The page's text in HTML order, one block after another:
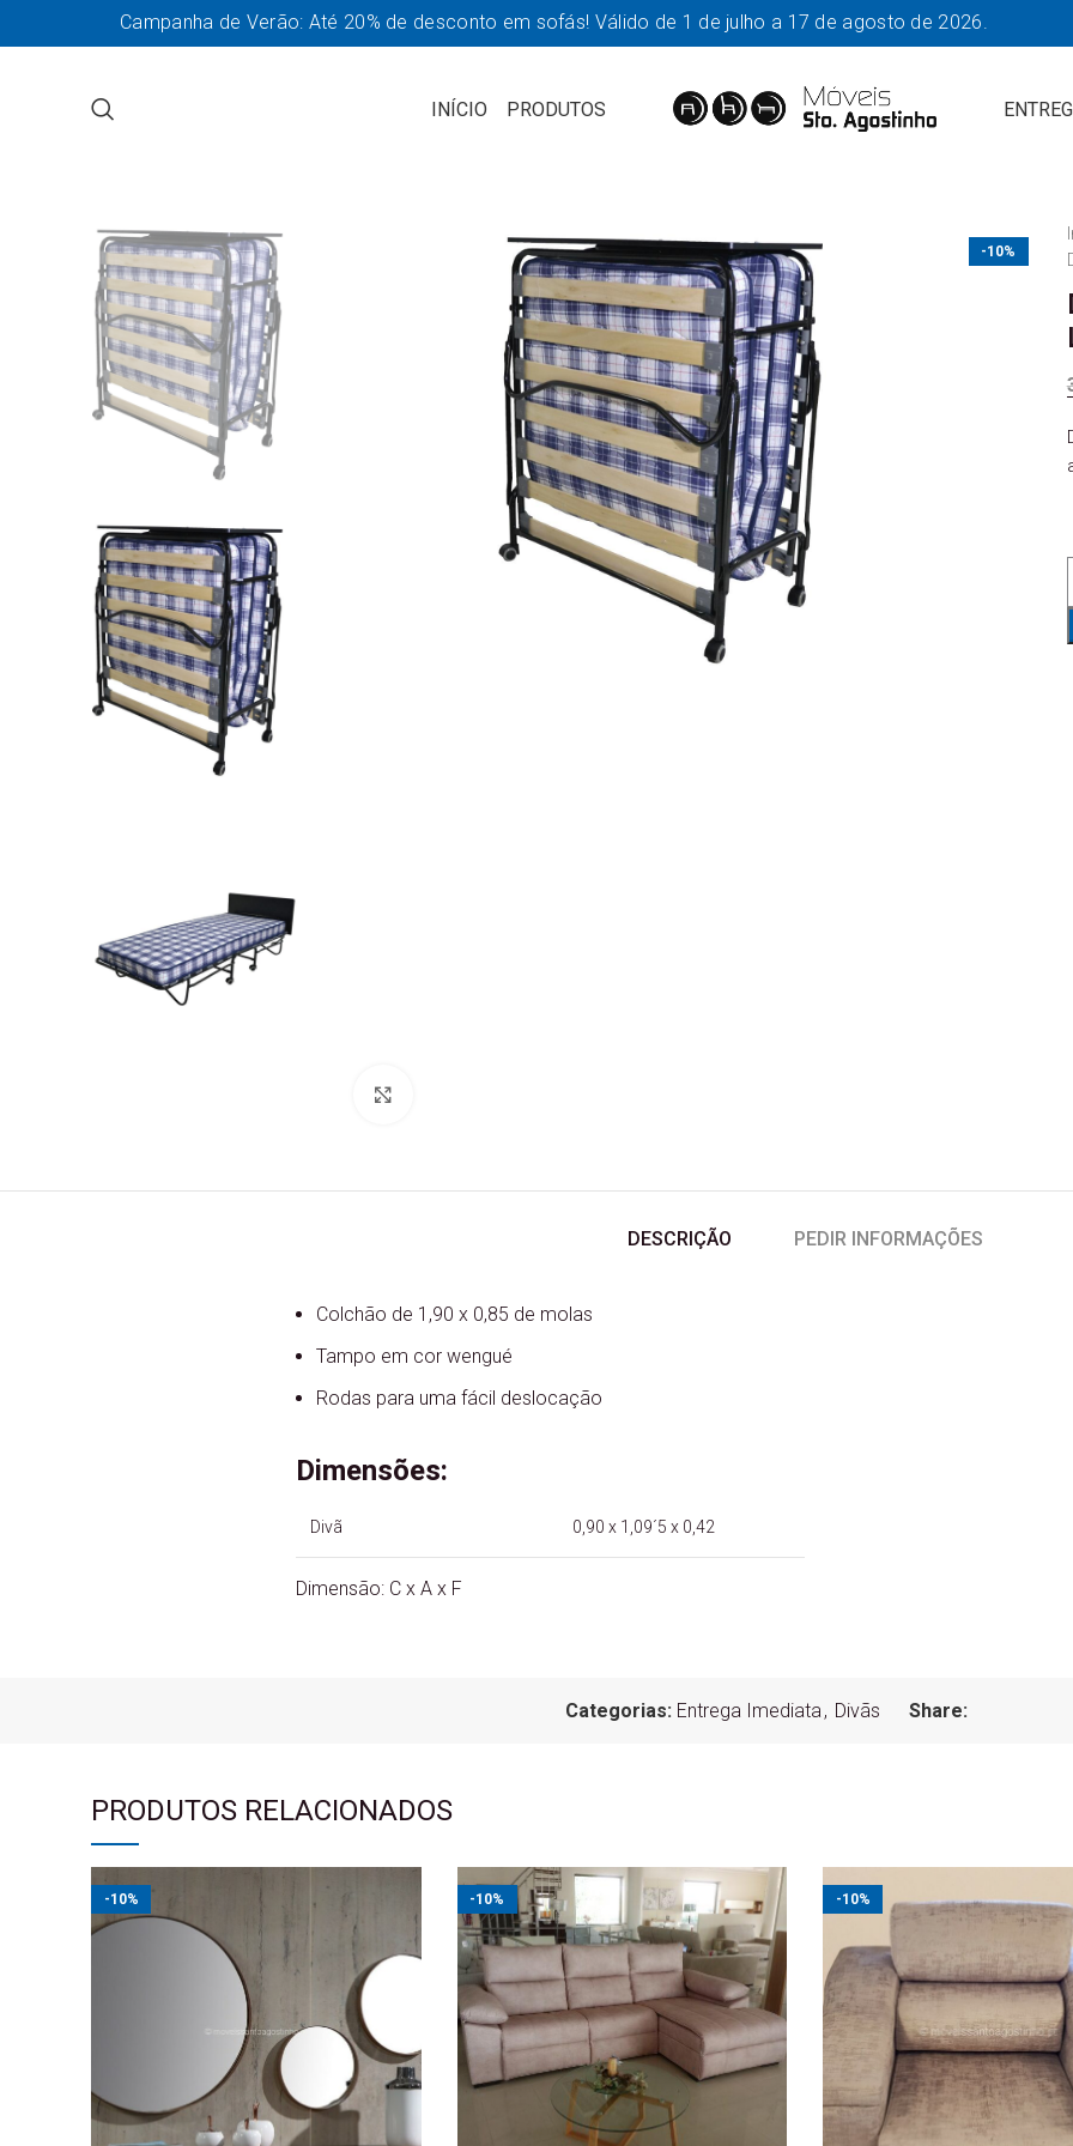
INÍCIO PRODUTOS
-10%
DESCRIÇÃO PEDIR INFORMAÇÕES
Colchão de 1,90 x 0,85 de molas
Tampo em cor wengué
Rodas para uma fácil deslocação
Dimensões:
Divã 0,90 x 1,09´5 x 0,42
Dimensão: C x A x F
Categorias: Entrega Imediata, Divãs Share:
PRODUTOS RELACIONADOS
-10% -10% -10%
Campanha de Verão: Até 20% de desconto em sofás! Válido de 1 de julho a 17 de agosto de 2026.